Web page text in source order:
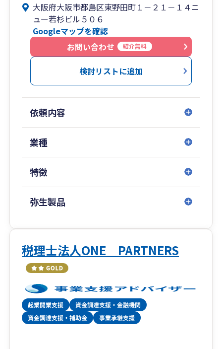
大阪府大阪市都島区東野田町１－２１－１４ニ
ュー若杉ビル５０６
Googleマップを確認
お問い合わせ
紹介無料
検討リストに追加
依頼内容
業種
特徴
弥生製品
税理士法人ONE PARTNERS